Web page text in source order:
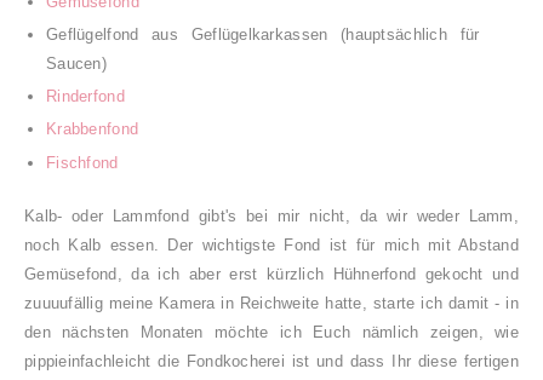
Geflügelfond aus Geflügelkarkassen (hauptsächlich für
Saucen)
Rinderfond
Krabbenfond
Fischfond
Kalb- oder Lammfond gibt's bei mir nicht, da wir weder Lamm,
noch Kalb essen. Der wichtigste Fond ist für mich mit Abstand
Gemüsefond, da ich aber erst kürzlich Hühnerfond gekocht und
zuuuufällig meine Kamera in Reichweite hatte, starte ich damit - in
den nächsten Monaten möchte ich Euch nämlich zeigen, wie
pippieinfachleicht die Fondkocherei ist und dass Ihr diese fertigen